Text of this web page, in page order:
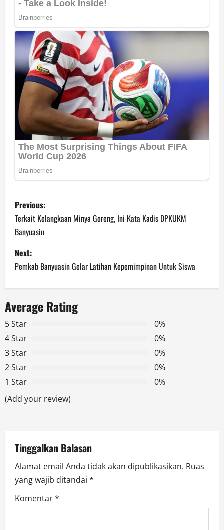
P
o
s
t
n
a
v
i
g
a
o
n
Previous:
Terkait Kelangkaan Minya Goreng, Ini Kata Kadis DPKUKM
Banyuasin
Next:
Pemkab Banyuasin Gelar Latihan Kepemimpinan Untuk Siswa
Average Rating
5 Star
0%
4 Star
0%
3 Star
0%
2 Star
0%
1 Star
0%
(Add your review)
Tinggalkan Balasan
Alamat email Anda tidak akan dipublikasikan. Ruas
yang wajib ditandai *
Komentar*